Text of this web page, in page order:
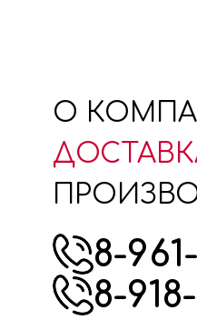
О
8-
8-